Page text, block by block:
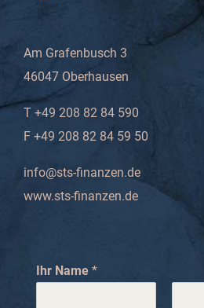
Am Grafenbusch 3
46047 Oberhausen
T +49 208 82 84 590
F +49 208 82 84 59 50
info@sts-finanzen.de
www.sts-finanzen.de
Ihr Name *